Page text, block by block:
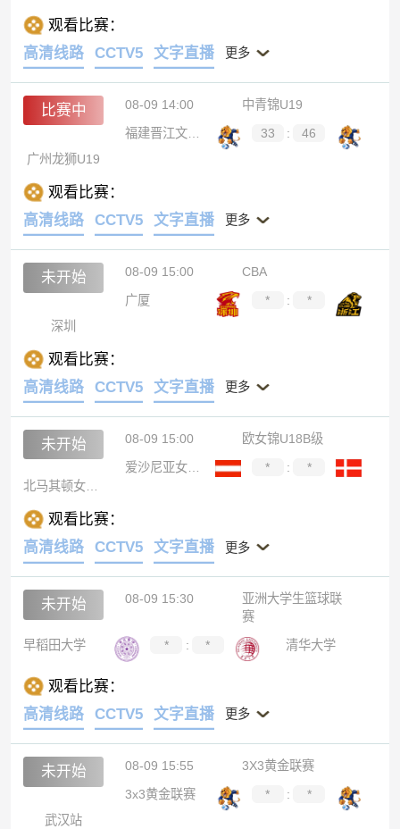
观看比赛：
高清线路
CCTV5 文字直播 更多
比赛中 08-09 14:00
中青锦U19
福建晋江文旅U19
33 :
46
广州龙狮U19
观看比赛：
高清线路
CCTV5 文字直播 更多
未开始 08-09 15:00
CBA
广厦
* :
*
深圳
观看比赛：
高清线路
CCTV5 文字直播 更多
未开始 08-09 15:00
欧女锦U18B级
爱沙尼亚女篮U18
* :
*
观看比赛：
高清线路
CCTV5 文字直播 更多
未开始 08-09 15:30
亚洲大学生篮球联
赛
早稻田大学
* : * 清华大学
观看比赛：
高清线路
CCTV5 文字直播 更多
未开始 08-09 15:55
3X3黄金联赛
3x3黄金联赛
* :
*
武汉站